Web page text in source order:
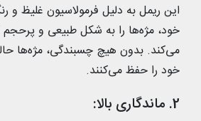
این ریمل به دلیل فرمولاسیون غلیظ و
خود، مژه‌ها را به شکل طبیعی و پرحجم
می‌کند. بدون هیچ چسبندگی، مژه‌ها
خود را حفظ می‌کنند.
2. ماندگاری بالا: